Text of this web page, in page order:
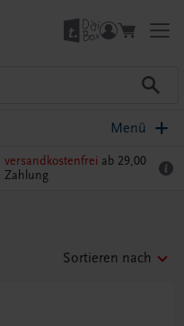
Menü
ab 29,00
Zahlung
Sortieren nach